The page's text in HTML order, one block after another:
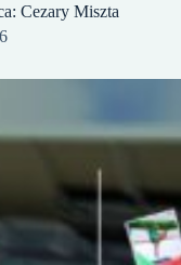
Cezary Miszta